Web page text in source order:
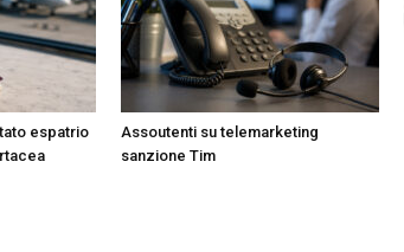
espatrio
Assoutenti su telemarketing
sanzione Tim